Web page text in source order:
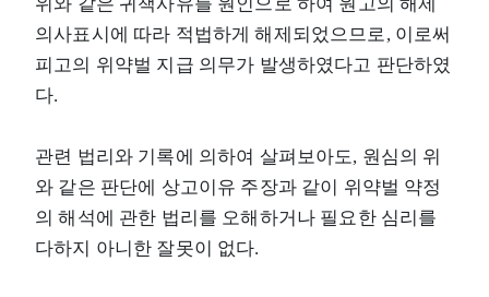
의사표시에 따라 적법하게 해제되었으므로, 이로써
피고의 위약벌 지급 의무가 발생하였다고 판단하였
다.
관련 법리와 기록에 의하여 살펴보아도, 원심의 위
와 같은 판단에 상고이유 주장과 같이 위약벌 약정
의 해석에 관한 법리를 오해하거나 필요한 심리를
다하지 아니한 잘못이 없다.